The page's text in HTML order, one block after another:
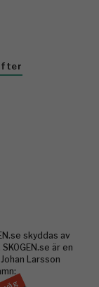
skyddas av
är en
Larsson